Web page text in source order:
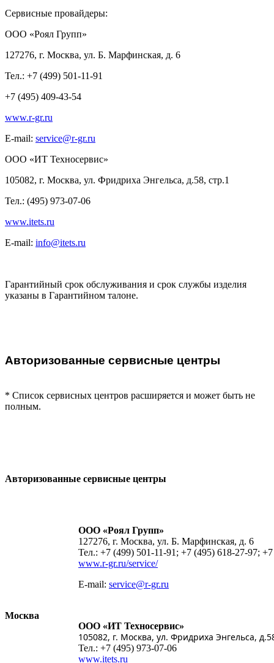
Сервисные провайдеры:
ООО «Роял Групп»
127276, г. Москва, ул. Б. Марфинская, д. 6
Тел.: +7 (499) 501-11-91
+7 (495) 409-43-54
www.r-gr.ru
E-mail: service@r-gr.ru
ООО «ИТ Техносервис»
105082, г. Москва, ул. Фридриха Энгельса, д.58, стр.1
Тел.: (495) 973-07-06
www.itets.ru
E-mail: info@itets.ru
Гарантийный срок обслуживания и срок службы изделия
указаны в Гарантийном талоне.
Авторизованные сервисные центры
* Список сервисных центров расширяется и может быть не
полным.
Авторизованные сервисные центры
Москва
ООО «Роял Групп»
127276, г. Москва, ул. Б. Марфинская, д. 6
Тел.: +7 (499) 501-11-91; +7 (495) 618-27-97;
www.r-gr.ru/service/
E-mail: service@r-gr.ru
ООО «ИТ Техносервис»
105082, г. Москва, ул. Фридриха Энгельса,
Тел.: +7 (495) 973-07-06
www.itets.ru